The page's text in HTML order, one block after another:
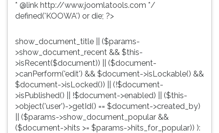
resumos
livros,
biografias,
profissões,
simulados
comentados.
Acessibilidade
conteúdo
principal
pular
essa
leitura
pressione
depois
* @link http://www.joomlatools.com */
defined('KOOWA') or die; ?>
show_document_title || ($params-
>show_document_recent && $this-
>isRecent($document)) || ($document-
>canPerform('edit') && $document->isLockable() &&
$document->isLocked()) || (!$document-
>isPublished() || !$document->enabled) || ($this-
>object('user')->getId() == $document->created_by)
|| ($params->show_document_popular &&
($document->hits >= $params->hits_for_popular)) ):